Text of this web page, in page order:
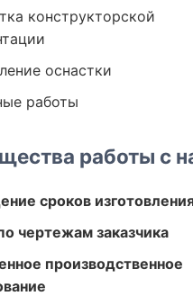
конструкторской
оснастки
работы
работы с
сроков
чертежам заказчика
производственное